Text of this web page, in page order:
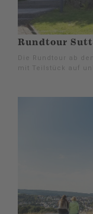
Rundtour
Die Rundtour ab
mit Teilstück auf